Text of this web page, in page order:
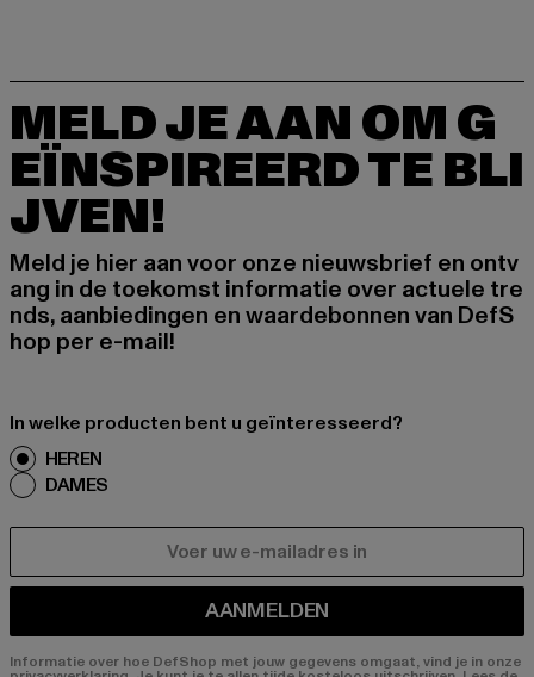
MELD JE AAN OM G
EÏNSPIREERD TE BLI
JVEN!
Meld je hier aan voor onze nieuwsbrief en ontv
ang in de toekomst informatie over actuele tre
nds, aanbiedingen en waardebonnen van DefS
hop per e-mail!
In welke producten bent u geïnteresseerd?
HEREN
DAMES
AANMELDEN
Informatie over hoe DefShop met jouw gegevens omgaat, vind je in onze